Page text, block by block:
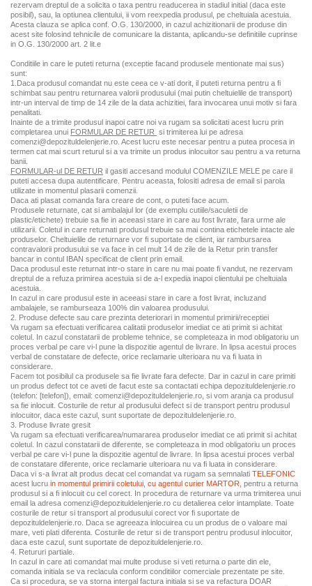
rezervam dreptul de a solicita o taxa pentru readucerea in stadiul initial (daca este
posibil), sau, la optiunea clientului, ii vom reexpedia produsul, pe cheltuiala acestuia.
Acesta clauza se aplica conf. O.G. 130/2000, in cazul achizitionarii de produse din
acest site folosind tehnicile de comunicare la distanta, aplicandu-se definitiile cuprinse
in O.G. 130/2000 art. 2 lit.e
Conditiile in care le puteti returna (exceptie facand produsele mentionate mai sus)
sunt:
1.Daca produsul comandat nu este ceea ce v-ati dorit, il puteti returna pentru a fi
schimbat sau pentru returnarea valorii produsului (mai putin cheltuielile de transport)
intr-un interval de timp de 14 zile de la data achizitiei, fara invocarea unui motiv si fara
penalitati.
Inainte de a trimite produsul inapoi catre noi va rugam sa solicitati acest lucru prin
completarea unui FORMULAR DE RETUR si trimiterea lui pe adresa
comenzi@depozituldelenjerie.ro. Acest lucru este necesar pentru a putea procesa in
termen cat mai scurt returul si a va trimite un produs inlocuitor sau pentru a va returna
banii.
FORMULAR-ul DE RETUR il gasiti accesand modulul COMENZILE MELE pe care il
puteti accesa dupa autentificare. Pentru aceasta, folositi adresa de email si parola
utilizate in momentul plasarii comenzii.
Daca ati plasat comanda fara creare de cont, o puteti face acum.
Produsele returnate, cat si ambalajul lor (de exemplu cutiile/saculetii de
plastic/etichete) trebuie sa fie in aceeasi stare in care au fost livrate, fara urme ale
utilizarii. Coletul in care returnati produsul trebuie sa mai contina etichetele intacte ale
produselor. Cheltuielile de returnare vor fi suportate de client, iar rambursarea
contravalorii produsului se va face in cel mult 14 de zile de la Retur prin transfer
bancar in contul IBAN specificat de client prin email.
Daca produsul este returnat intr-o stare in care nu mai poate fi vandut, ne rezervam
dreptul de a refuza primirea acestuia si de a-l expedia inapoi clientului pe cheltuiala
acestuia.
In cazul in care produsul este in aceeasi stare in care a fost livrat, incluzand
ambalajele, se ramburseaza 100% din valoarea produsului.
2. Produse defecte sau care prezinta deteriorari in momentul primirii/receptiei
Va rugam sa efectuati verificarea calitatii produselor imediat ce ati primit si achitat
coletul. In cazul constatarii de probleme tehnice, se completeaza in mod obligatoriu un
proces verbal pe care vi-l pune la dispozitie agentul de livrare. In lipsa acestui proces
verbal de constatare de defecte, orice reclamarie ulterioara nu va fi luata in
considerare.
Facem tot posibilul ca produsele sa fie livrate fara defecte. Dar in cazul in care primiti
un produs defect tot ce aveti de facut este sa contactati echipa depozituldelenjerie.ro
(telefon: [telefon]), email: comenzi@depozituldelenjerie.ro, si vom aranja ca produsul
sa fie inlocuit. Costurile de retur al produsului defect si de transport pentru produsul
inlocuitor, daca este cazul, sunt suportate de depozituldelenjerie.ro.
3. Produse livrate gresit
Va rugam sa efectuati verificarea/numararea produselor imediat ce ati primit si achitat
coletul. In cazul constatarii de diferente, se completeaza in mod obligatoriu un proces
verbal pe care vi-l pune la dispozitie agentul de livrare. In lipsa acestui proces verbal
de constatare diferente, orice reclamarie ulterioara nu va fi luata in considerare.
Daca vi s-a livrat alt produs decat cel comandat va rugam sa semnalati TELEFONIC
acest lucru in momentul primirii coletului, cu agentul curier MARTOR , pentru a returna
produsul si a fi inlocuit cu cel corect. In procedura de returnare va urma trimiterea unui
email la adresa comenzi@depozituldelenjerie.ro cu detalierea celor intamplate. Toate
costurile de retur si transport al produsului corect vor fi suportate de
depozituldelenjerie.ro. Daca se agreeaza inlocuirea cu un produs de o valoare mai
mare, veti plati diferenta. Costurile de retur si de transport pentru produsul inlocuitor,
daca este cazul, sunt suportate de depozituldelenjerie.ro.
4. Retururi partiale.
In cazul in care ati comandat mai multe produse si veti returna o parte din ele,
comanda initiala se va reclacula conform conditiilor comerciale prezentate pe site.
Ca si procedura, se va storna intergal factura initiala si se va refactura DOAR